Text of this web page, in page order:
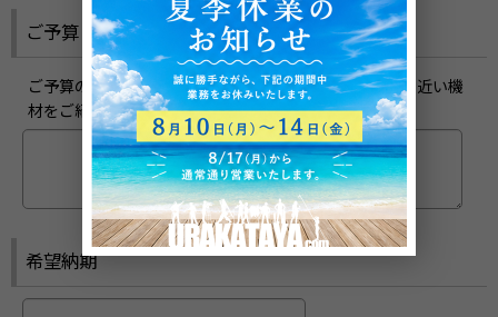
ご予算
ご予算の価格帯イメージをお聞かせください。ご予算に近い機
材をご紹介させていただくことがございます。
希望納期